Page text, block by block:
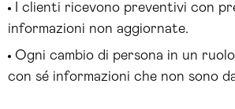
I clienti ricevono preventivi con
informazioni non aggiornate.
Ogni cambio di persona in un
con sé informazioni che non sono